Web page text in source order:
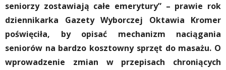
seniorzy zostawiają całe emerytury” – prawie rok
dziennikarka Gazety Wyborczej Oktawia Kromer
poświęciła, by opisać mechanizm naciągania
seniorów na bardzo kosztowny sprzęt do masażu. O
wprowadzenie zmian w przepisach chroniących